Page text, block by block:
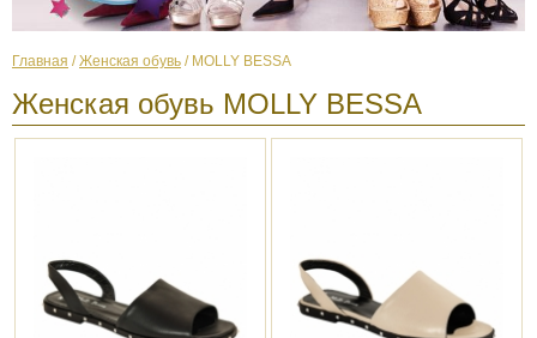
Главная /Женская обувь / MOLLY BESSA
Женская обувь MOLLY BESSA